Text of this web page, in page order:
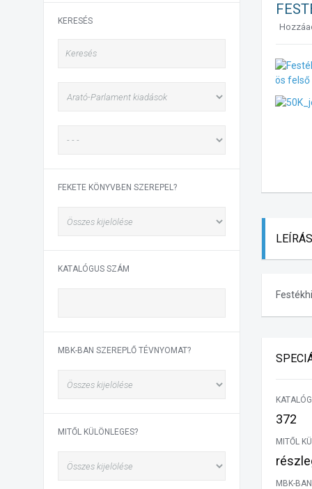
LEÍRÁS
372
MITŐL
MBK-
KERESÉS
FEKETE KÖNYVBEN SZEREPEL?
KATALÓGUS SZÁM
MBK-BAN SZEREPLŐ TÉVNYOMAT?
MITŐL KÜLÖNLEGES?